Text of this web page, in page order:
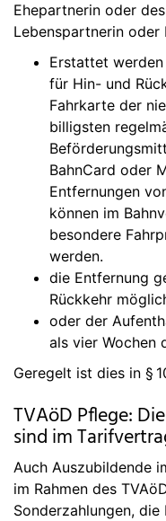
Ehepartnerin oder
Lebenspartnerin
Erstattet
für Hin- und
Fahrkarte der
billigsten
BahnCard oder
Entfernungen
können im
besondere
werden.
die Entfernung
Rückkehr
oder der
als vier Wochen
Geregelt ist dies in §
TVAöD Pflege:
sind im
Auch Auszubildende
im Rahmen des
Sonderzahlungen,